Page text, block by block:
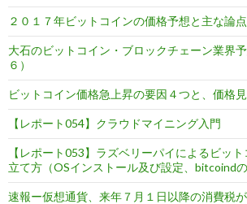
２０１７年ビットコインの価格予想と主な論点
大石のビットコイン・ブロックチェーン業界
６）
ビットコイン価格急上昇の要因４つと、価格
【レポート054】クラウドマイニング入門
【レポート053】ラズベリーパイによるビッ
立て方（OSインストール及び設定、bitcoindの
速報ー仮想通貨、来年７月１日以降の消費税